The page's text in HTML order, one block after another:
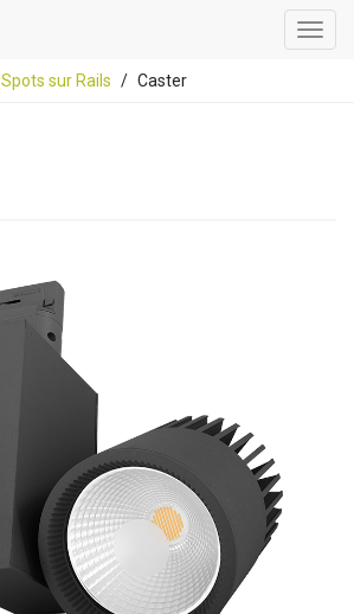
Spots sur Rails Caster